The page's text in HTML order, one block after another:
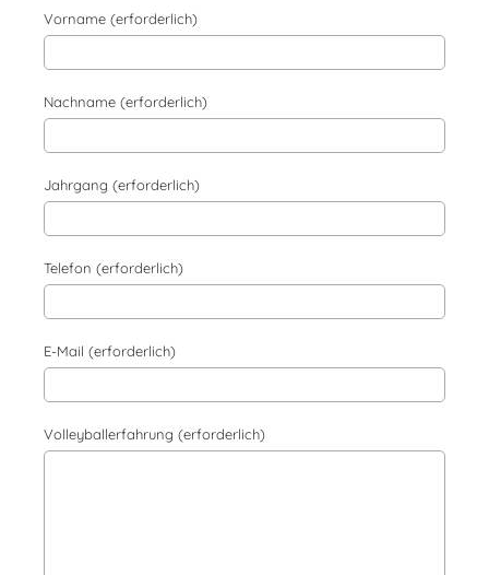
Vorname (erforderlich)
Nachname (erforderlich)
Jahrgang (erforderlich)
Telefon (erforderlich)
E-Mail (erforderlich)
Volleyballerfahrung (erforderlich)